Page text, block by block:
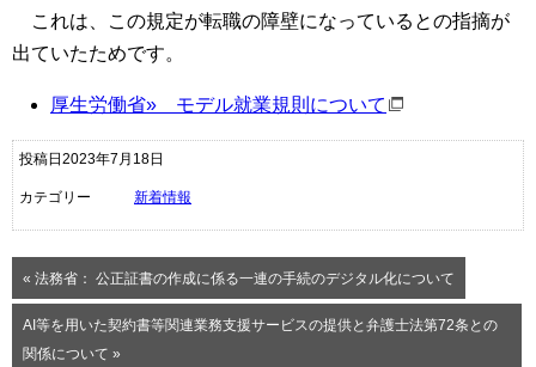
これは、この規定が転職の障壁になっているとの指摘が
出ていたためです。
厚生労働省» モデル就業規則について
投稿日2023年7月18日
カテゴリー 新着情報
« 法務省： 公正証書の作成に係る一連の手続のデジタル化について
AI等を用いた契約書等関連業務支援サービスの提供と弁護士法第72条との
関係について »